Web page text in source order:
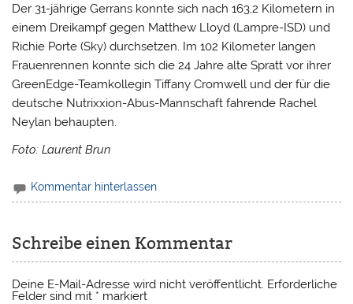
Der 31-jährige Gerrans konnte sich nach 163,2 Kilometern in
einem Dreikampf gegen Matthew Lloyd (Lampre-ISD) und
Richie Porte (Sky) durchsetzen. Im 102 Kilometer langen
Frauenrennen konnte sich die 24 Jahre alte Spratt vor ihrer
GreenEdge-Teamkollegin Tiffany Cromwell und der für die
deutsche Nutrixxion-Abus-Mannschaft fahrende Rachel
Neylan behaupten.
Foto: Laurent Brun
Kommentar hinterlassen
Schreibe einen Kommentar
Deine E-Mail-Adresse wird nicht veröffentlicht. Erforderliche
Felder sind mit * markiert